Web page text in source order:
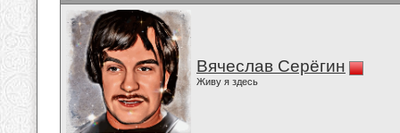
Вячеслав Серёгин
Живу я здесь